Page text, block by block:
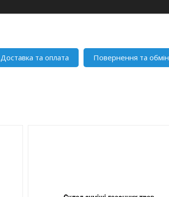
Доставка та оплата Повернення та обмін